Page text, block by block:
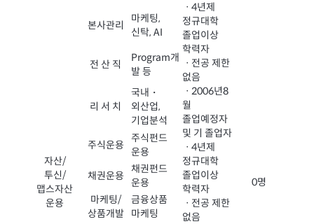
ㆍ4년제
정규대학
졸업이상
학력자
ㆍ전공 제한
없음
본사관리
마케팅,
신탁, AI
전 산 직
Program개
발 등
자산/
투신/
맵스자산
운용
리 서 치
국내・
외산업,
기업분석
ㆍ2006년8
월
졸업예정자
및 기 졸업자
ㆍ4년제
정규대학
졸업이상
학력자
ㆍ전공 제한
없음
0명
주식운용
주식펀드
운용
채권운용
채권펀드
운용
마케팅/
상품개발
금융상품
마케팅